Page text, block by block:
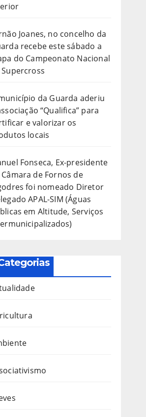
Joanes, no concelho da
recebe este sábado a
do Campeonato Nacional
Supercross
da Guarda aderiu
“Qualifica” para
e valorizar os
locais
Fonseca, Ex-presidente
Câmara de Fornos de
foi nomeado Diretor
APAL-SIM (Águas
em Altitude, Serviços